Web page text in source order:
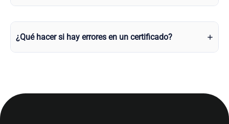
¿Qué hacer si hay errores en un certificado?